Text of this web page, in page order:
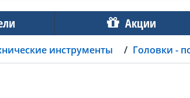
Акции
инструменты Головки -